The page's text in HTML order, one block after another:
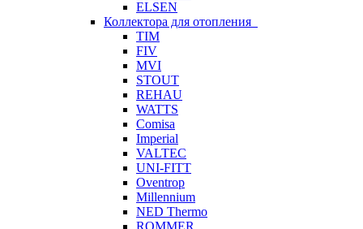
ELSEN
Коллектора для отопления
TIM
FIV
MVI
STOUT
REHAU
WATTS
Comisa
Imperial
VALTEC
UNI-FITT
Oventrop
Millennium
NED Thermo
ROMMER